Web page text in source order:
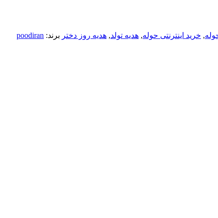
, خرید اینترنتی حوله, هدیه تولد, هدیه روز دختر برند: poodiran